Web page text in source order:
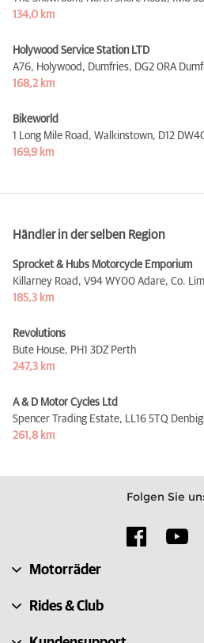
134,0 km
Holywood Service Station LTD
A76, Holywood, Dumfries, DG2 0RA
168,2 km
Bikeworld
1 Long Mile Road, Walkinstown, D12
169,9 km
Händler in der selben Region
Sprocket & Hubs Motorcycle Emporium
Killarney Road, V94 WY00 Adare, Co.
185,3 km
Revolutions
Bute House, PH1 3DZ Perth
247,3 km
A & D Motor Cycles Ltd
Spencer Trading Estate,
LL16 5TQ
261,8 km
Folgen Sie
Motorräder
Rides & Club